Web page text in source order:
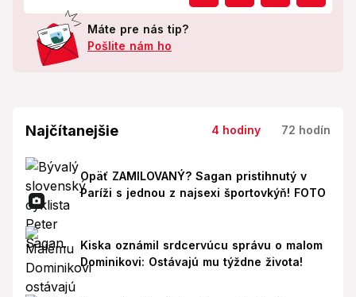
Máte pre nás tip?
Pošlite nám ho
Najčítanejšie 4 hodiny 72 hodín
Opäť ZAMILOVANÝ? Sagan pristihnutý v
Paríži s jednou z najsexi športovkýň! FOTO
Kiska oznámil srdcervúcu správu o malom
Dominikovi: Ostávajú mu týždne života!